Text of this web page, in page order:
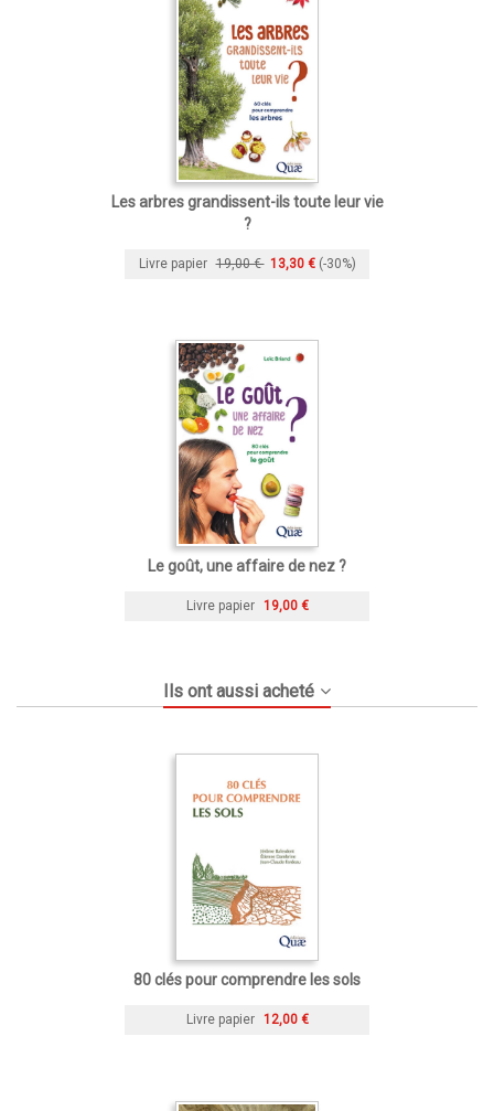
Les arbres grandissent-ils toute leur vie
?
Livre papier 19,00 € 13,30 € (-30%)
Le goût, une affaire de nez ?
Livre papier 19,00 €
Ils ont aussi acheté
80 clés pour comprendre les sols
Livre papier 12,00 €